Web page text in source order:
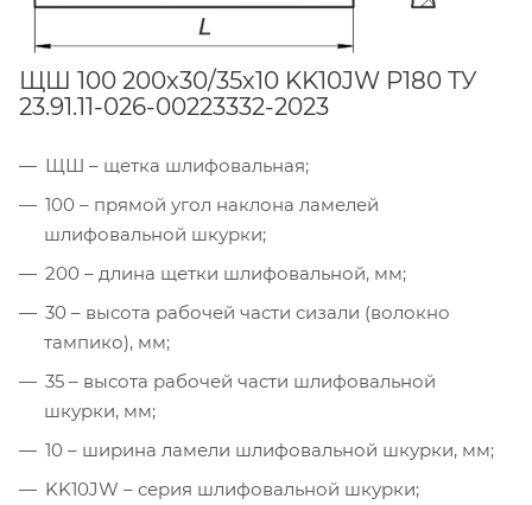
ЩШ 100 200х30/35х10 KK10JW P180 ТУ
23.91.11-026-00223332-2023
ЩШ – щетка шлифовальная;
100 – прямой угол наклона ламелей
шлифовальной шкурки;
200 – длина щетки шлифовальной, мм;
30 – высота рабочей части сизали (волокно
тампико), мм;
35 – высота рабочей части шлифовальной
шкурки, мм;
10 – ширина ламели шлифовальной шкурки, мм;
KK10JW – серия шлифовальной шкурки;